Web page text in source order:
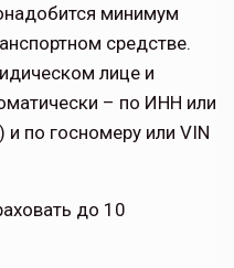
минимум
средстве.
лице и
– по ИНН или
по госномеру или VIN
до 10